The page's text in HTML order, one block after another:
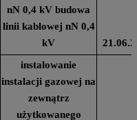
nN 0,4 kV budowa
linii kablowej nN 0,4
kV
instalowanie
instalacji gazowej na
zewnątrz
użytkowanego